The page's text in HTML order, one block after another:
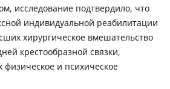
исследование подтвердило, что
индивидуальной реабилитации
хирургическое вмешательство
крестообразной связки,
и психическое